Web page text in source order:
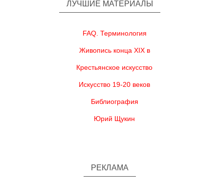
ЛУЧШИЕ МАТЕРИАЛЫ
FAQ. Терминология
Живопись конца XIX в
Крестьянское искусство
Искусство 19-20 веков
Библиография
Юрий Щукин
РЕКЛАМА